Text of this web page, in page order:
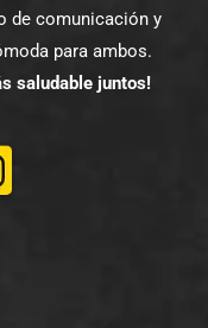
de comunicación y
para ambos.
saludable juntos!